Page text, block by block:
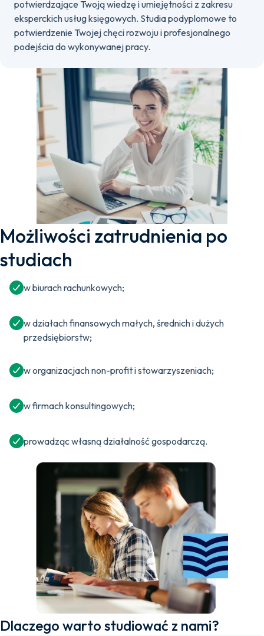
potwierdzające Twoją wiedzę i umiejętności z zakresu
eksperckich usług księgowych. Studia podyplomowe to
potwierdzenie Twojej chęci rozwoju i profesjonalnego
podejścia do wykonywanej pracy.
Możliwości zatrudnienia po
studiach
w biurach rachunkowych;
w działach finansowych małych, średnich i dużych
przedsiębiorstw;
w organizacjach non-profit i stowarzyszeniach;
w firmach konsultingowych;
prowadząc własną działalność gospodarczą.
Dlaczego warto studiować z nami?